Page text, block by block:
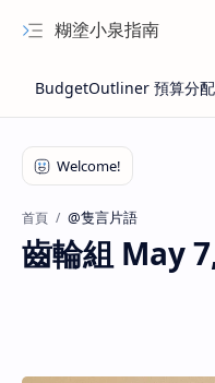
糊塗小泉指南
首頁 @隻言片語
齒輪組 May